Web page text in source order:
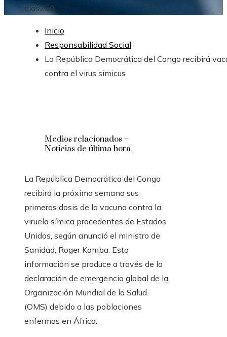
días250
Inicio
Responsabilidad Social
La República Democrática del Congo recibirá
contra el virus simicus
Medios relacionados –
Noticias de última hora
La República Democrática del Congo
recibirá la próxima semana sus
primeras dosis de la vacuna contra la
viruela símica procedentes de Estados
Unidos, según anunció el ministro de
Sanidad, Roger Kamba. Esta
información se produce a través de la
declaración de emergencia global de la
Organización Mundial de la Salud
(OMS) debido a las poblaciones
enfermas en África.